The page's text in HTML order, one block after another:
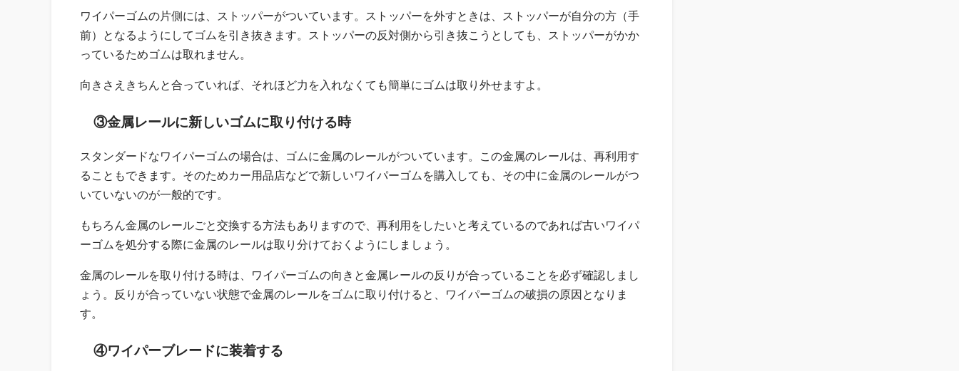
ワイパーゴムの片側には、ストッパーがついています。ストッパーを外すときは、ストッパーが自分の方（手
前）となるようにしてゴムを引き抜きます。ストッパーの反対側から引き抜こうとしても、ストッパーがかか
っているためゴムは取れません。
向きさえきちんと合っていれば、それほど力を入れなくても簡単にゴムは取り外せますよ。
③金属レールに新しいゴムに取り付ける時
スタンダードなワイパーゴムの場合は、ゴムに金属のレールがついています。この金属のレールは、再利用す
ることもできます。そのためカー用品店などで新しいワイパーゴムを購入しても、その中に金属のレールがつ
いていないのが一般的です。
もちろん金属のレールごと交換する方法もありますので、再利用をしたいと考えているのであれば古いワイパ
ーゴムを処分する際に金属のレールは取り分けておくようにしましょう。
金属のレールを取り付ける時は、ワイパーゴムの向きと金属レールの反りが合っていることを必ず確認しまし
ょう。反りが合っていない状態で金属のレールをゴムに取り付けると、ワイパーゴムの破損の原因となりま
す。
④ワイパーブレードに装着する